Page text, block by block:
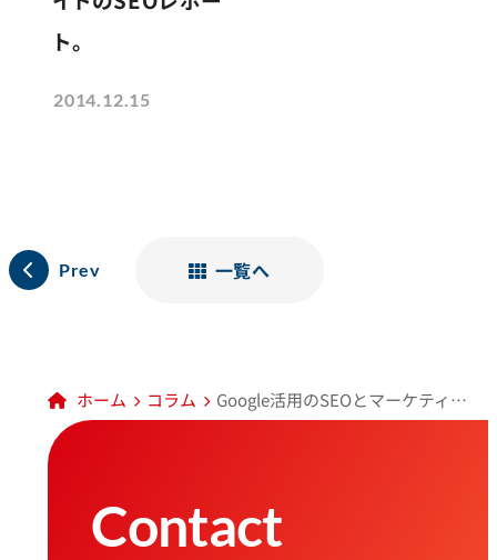
ト。
2014.12.15
Prev 一覧へ
ホーム コラム Google活用のSEOとマーケティング
Contact